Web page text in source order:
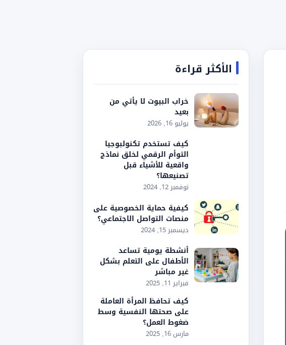
الأكثر قراءة
خراب البيوت لا يأتي من
بعيد
يوليو 16, 2026
كيف تستخدم تكنولبوجيا
التوأم الرقمي لخلق نماذج
واقعية للأشياء قبل
تصنيعها؟
نوفمبر 12, 2024
كيفية حماية الخصوصية على
منصات التواصل الاجتماعي؟
ديسمبر 15, 2024
أنشطة يومية تساعد
الأطفال على التعلم بشكل
غير مباشر
فبراير 11, 2025
كيف تحافظ المرأة العاملة
على صحتها النفسية وسط
ضغوط العمل؟
مارس 16, 2025